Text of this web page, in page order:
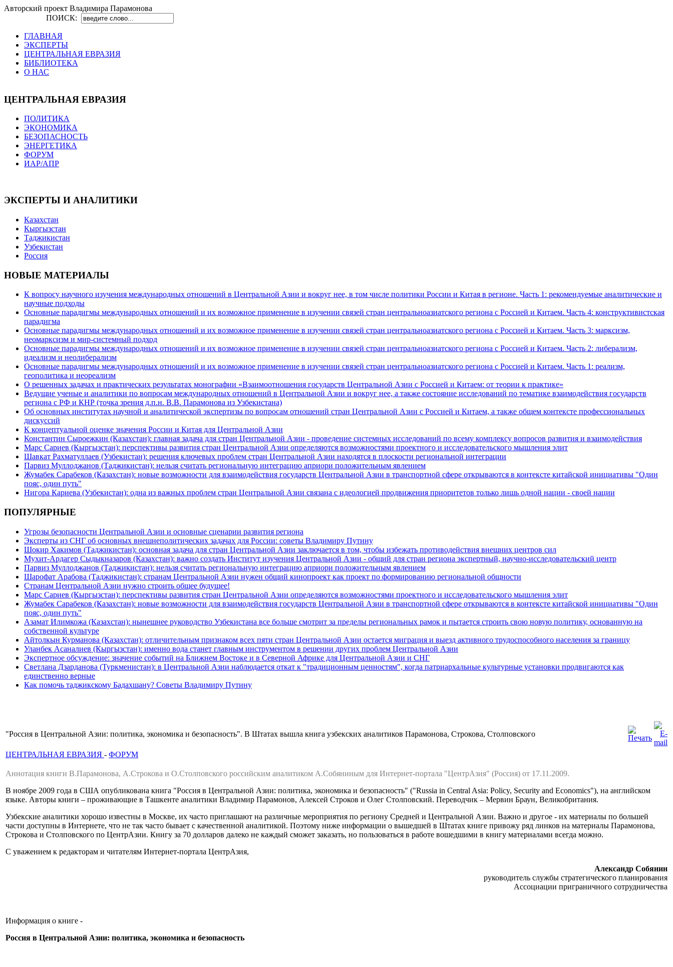
Авторский проект Владимира Парамонова
ПОИСК:
ГЛАВНАЯ
ЭКСПЕРТЫ
ЦЕНТРАЛЬНАЯ ЕВРАЗИЯ
БИБЛИОТЕКА
О НАС
ЦЕНТРАЛЬНАЯ ЕВРАЗИЯ
ПОЛИТИКА
ЭКОНОМИКА
БЕЗОПАСНОСТЬ
ЭНЕРГЕТИКА
ФОРУМ
ИАР/АПР
ЭКСПЕРТЫ И АНАЛИТИКИ
Казахстан
Кыргызстан
Таджикистан
Узбекистан
Россия
НОВЫЕ МАТЕРИАЛЫ
К вопросу научного изучения международных отношений в Центральной Азии и вокруг нее, в том числе политики России и Китая в регионе. Часть 1: рекомендуемые аналитические и
научные подходы
Основные парадигмы международных отношений и их возможное применение в изучении связей стран центральноазиатского региона с Россией и Китаем. Часть 4: конструктивистская
парадигма
Основные парадигмы международных отношений и их возможное применение в изучении связей стран центральноазиатского региона с Россией и Китаем. Часть 3: марксизм,
неомарксизм и мир-системный подход
Основные парадигмы международных отношений и их возможное применение в изучении связей стран центральноазиатского региона с Россией и Китаем. Часть 2: либерализм,
идеализм и неолиберализм
Основные парадигмы международных отношений и их возможное применение в изучении связей стран центральноазиатского региона с Россией и Китаем. Часть 1: реализм,
геополитика и неореализм
О решенных задачах и практических результатах монографии «Взаимоотношения государств Центральной Азии с Россией и Китаем: от теории к практике»
Ведущие ученые и аналитики по вопросам международных отношений в Центральной Азии и вокруг нее, а также состояние исследований по тематике взаимодействия государств
региона с РФ и КНР (точка зрения д.п.н. В.В. Парамонова из Узбекистана)
Об основных институтах научной и аналитической экспертизы по вопросам отношений стран Центральной Азии с Россией и Китаем, а также общем контексте профессиональных
дискуссий
К концептуальной оценке значения России и Китая для Центральной Азии
Константин Сыроежкин (Казахстан): главная задача для стран Центральной Азии - проведение системных исследований по всему комплексу вопросов развития и взаимодействия
Марс Сариев (Кыргызстан): перспективы развития стран Центральной Азии определяются возможностями проектного и исследовательского мышления элит
Шавкат Рахматуллаев (Узбекистан): решения ключевых проблем стран Центральной Азии находятся в плоскости региональной интеграции
Парвиз Муллоджанов (Таджикистан): нельзя считать региональную интеграцию априори положительным явлением
Жумабек Сарабеков (Казахстан): новые возможности для взаимодействия государств Центральной Азии в транспортной сфере открываются в контексте китайской инициативы "Один
пояс, один путь"
Нигора Кариева (Узбекистан): одна из важных проблем стран Центральной Азии связана с идеологией продвижения приоритетов только лишь одной нации - своей нации
ПОПУЛЯРНЫЕ
Угрозы безопасности Центральной Азии и основные сценарии развития региона
Эксперты из СНГ об основных внешнеполитических задачах для России: советы Владимиру Путину
Шокир Хакимов (Таджикистан): основная задача для стран Центральной Азии заключается в том, чтобы избежать противодействия внешних центров сил
Мухит-Ардагер Сыдыкназаров (Казахстан): важно создать Институт изучения Центральной Азии - общий для стран региона экспертный, научно-исследовательский центр
Парвиз Муллоджанов (Таджикистан): нельзя считать региональную интеграцию априори положительным явлением
Шарофат Арабова (Таджикистан): странам Центральной Азии нужен общий кинопроект как проект по формированию региональной общности
Странам Центральной Азии нужно строить общее будущее!
Марс Сариев (Кыргызстан): перспективы развития стран Центральной Азии определяются возможностями проектного и исследовательского мышления элит
Жумабек Сарабеков (Казахстан): новые возможности для взаимодействия государств Центральной Азии в транспортной сфере открываются в контексте китайской инициативы "Один
пояс, один путь"
Азамат Илимкожа (Казахстан): нынешнее руководство Узбекистана все больше смотрит за пределы региональных рамок и пытается строить свою новую политику, основанную на
собственной культуре
Айтолкын Курманова (Казахстан): отличительным признаком всех пяти стран Центральной Азии остается миграция и выезд активного трудоспособного населения за границу
Уланбек Асаналиев (Кыргызстан): именно вода станет главным инструментом в решении других проблем Центральной Азии
Экспертное обсуждение: значение событий на Ближнем Востоке и в Северной Африке для Центральной Азии и СНГ
Светлана Дзарданова (Туркменистан): в Центральной Азии наблюдается откат к "традиционным ценностям", когда патриархальные культурные установки продвигаются как
единственно верные
Как помочь таджикскому Бадахшану? Советы Владимиру Путину
"Россия в Центральной Азии: политика, экономика и безопасность". В Штатах вышла книга узбекских аналитиков Парамонова, Строкова, Столповского
ЦЕНТРАЛЬНАЯ ЕВРАЗИЯ - ФОРУМ
Аннотация книги В.Парамонова, А.Строкова и О.Столповского российским аналитиком А.Собяниным для Интернет-портала "ЦентрАзия" (Россия) от 17.11.2009.
В ноябре 2009 года в США опубликована книга "Россия в Центральной Азии: политика, экономика и безопасность" ("Russia in Central Asia: Policy, Security and Economics"), на английском
языке. Авторы книги – проживающие в Ташкенте аналитики Владимир Парамонов, Алексей Строков и Олег Столповский. Переводчик – Мервин Браун, Великобритания.
Узбекские аналитики хорошо известны в Москве, их часто приглашают на различные мероприятия по региону Средней и Центральной Азии. Важно и другое - их материалы по большей
части доступны в Интернете, что не так часто бывает с качественной аналитикой. Поэтому ниже информации о вышедшей в Штатах книге привожу ряд линков на материалы Парамонова,
Строкова и Столповского по ЦентрАзии. Книгу за 70 долларов далеко не каждый сможет заказать, но пользоваться в работе вошедшими в книгу материалами всегда можно.
С уважением к редакторам и читателям Интернет-портала ЦентрАзия,
Александр Собянин
руководитель службы стратегического планирования
Ассоциации приграничного сотрудничества
Информация о книге -
Россия в Центральной Азии: политика, экономика и безопасность